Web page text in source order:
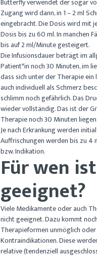
Butterfly verwendet der sogar
Zugang wird dann, in 1 – 2 ml
eingebracht. Die Dosis wird mit
Dosis bis zu 60 ml. In manchen
bis auf 2 ml/Minute gesteigert.
Die Infusionsdauer beträgt im
Patient*in noch 30 Minuten, im
dass sich unter der Therapie
auch individuell als Schmerz
schlimm noch gefährlich. Das
wieder vollständig. Das ist der
Therapie noch 30 Minuten
Je nach Erkrankung werden
Auffrischungen werden bis zu 4
bzw. Indikation.
Für wen
geeignet?
Viele Medikamente oder auch
nicht geeignet. Dazu kommt
Therapieformen unmöglich oder
Kontraindikationen. Diese
relative (tendenziell